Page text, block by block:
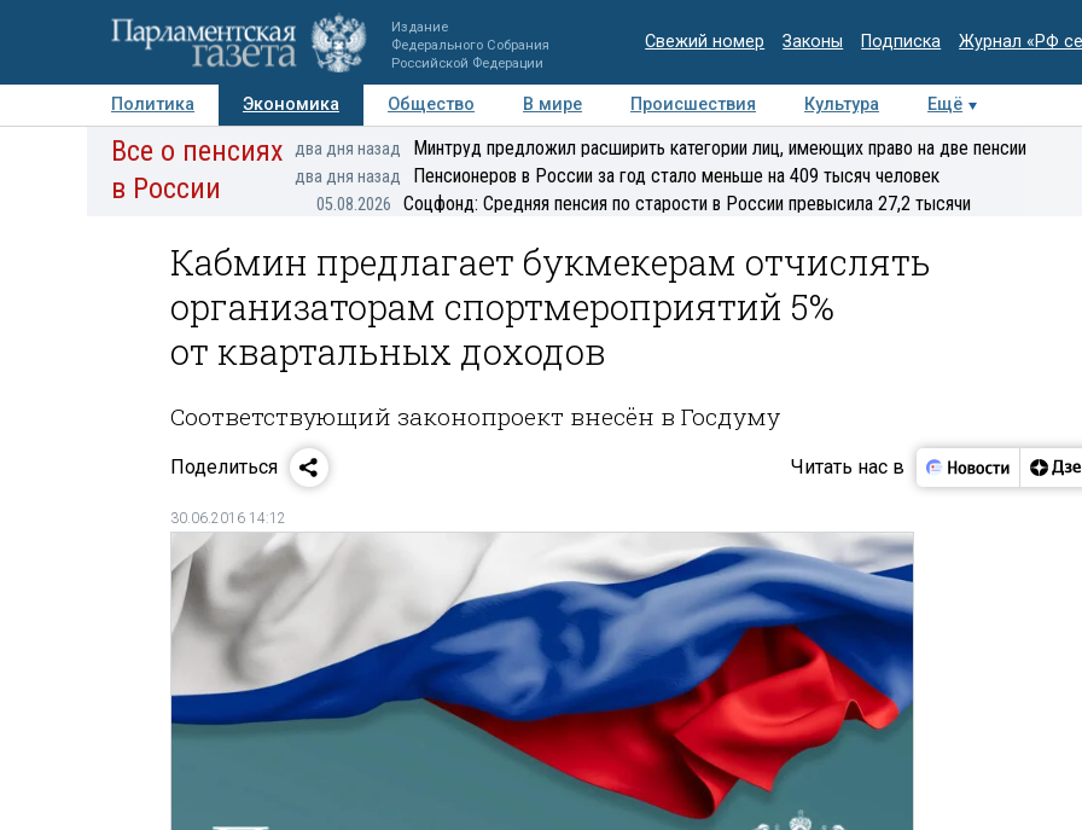
Издание
Федерального Собрания
Российской Федерации
Свежий номер Законы Подписка Журнал «РФ
Политика Экономика Общество В мире Происшествия Культура
Ещё
Авторы Персоны Мнения Регионы Медиацентр Интервью Колумнисты
Все о пенсиях
в России
два дня назад Минтруд предложил расширить категории лиц, имеющих право на две пенсии
два дня назад Пенсионеров в России за год стало меньше на 409 тысяч человек
05.08.2026 Соцфонд: Средняя пенсия по старости в России превысила 27,2 тысячи
Кабмин предлагает букмекерам отчислять
организаторам спортмероприятий 5%
от квартальных доходов
Соответствующий законопроект внесён в Госдуму
Поделиться Читать нас в
30.06.2016 14:12